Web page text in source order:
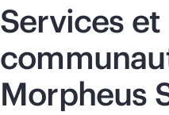
Services et
Morpheus